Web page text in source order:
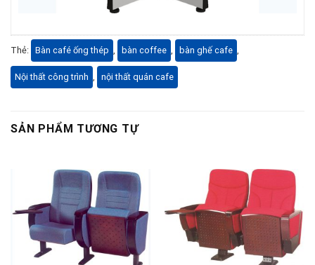
Thẻ: Bàn café ống thép , bàn coffee , bàn ghế cafe ,
Nội thất công trình , nội thất quán cafe
SẢN PHẨM TƯƠNG TỰ